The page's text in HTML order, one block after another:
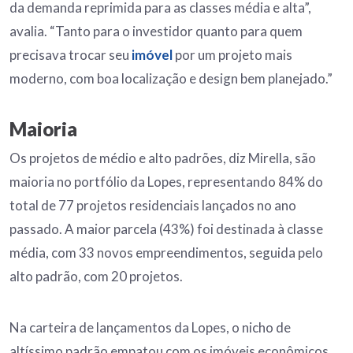
da demanda reprimida para as classes média e alta”,
avalia. “Tanto para o investidor quanto para quem
precisava trocar seu imóvelpor um projeto mais
moderno, com boa localização e design bem planejado.”
Maioria
Os projetos de médio e alto padrões, diz Mirella, são
maioria no portfólio da Lopes, representando 84% do
total de 77 projetos residenciais lançados no ano
passado. A maior parcela (43%) foi destinada à classe
média, com 33 novos empreendimentos, seguida pelo
alto padrão, com 20 projetos.
Na carteira de lançamentos da Lopes, o nicho de